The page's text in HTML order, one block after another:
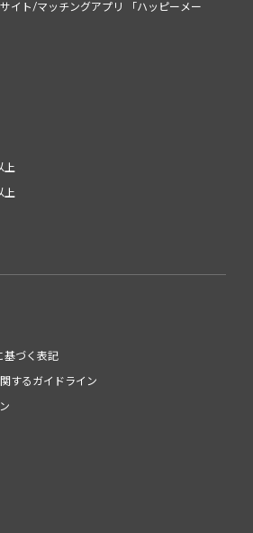
イト/マッチングアプリ 「ハッピーメー
上
上
基づく表記
するガイドライン